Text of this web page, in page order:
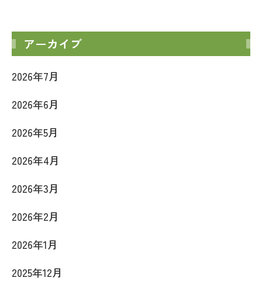
アーカイブ
2026年7月
2026年6月
2026年5月
2026年4月
2026年3月
2026年2月
2026年1月
2025年12月